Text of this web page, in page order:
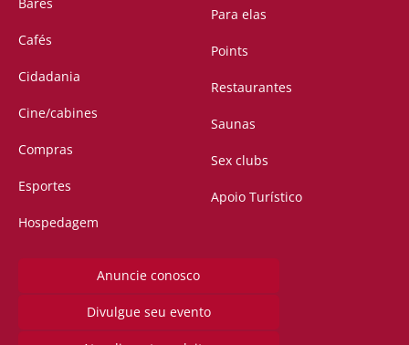
Bares
Cafés
Cidadania
Cine/cabines
Compras
Esportes
Hospedagem
Para elas
Points
Restaurantes
Saunas
Sex clubs
Apoio Turístico
Anuncie conosco
Divulgue seu evento